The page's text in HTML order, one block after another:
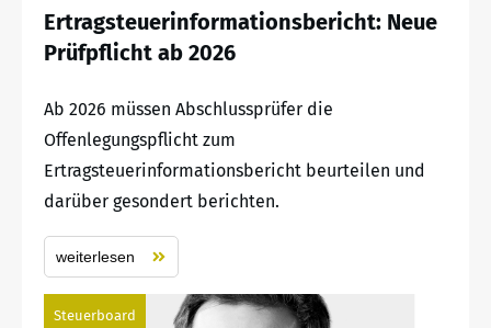
Ertragsteuerinformationsbericht: Neue
Prüfpflicht ab 2026
Ab 2026 müssen Abschlussprüfer die
Offenlegungspflicht zum
Ertragsteuerinformationsbericht beurteilen und
darüber gesondert berichten.
weiterlesen
Steuerboard